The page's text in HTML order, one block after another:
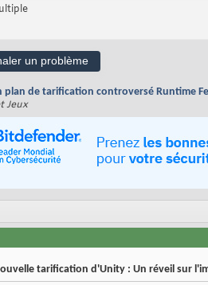
un problème
plan de tarification controversé Runtime
Jeux
tarification d'Unity : Un réveil sur